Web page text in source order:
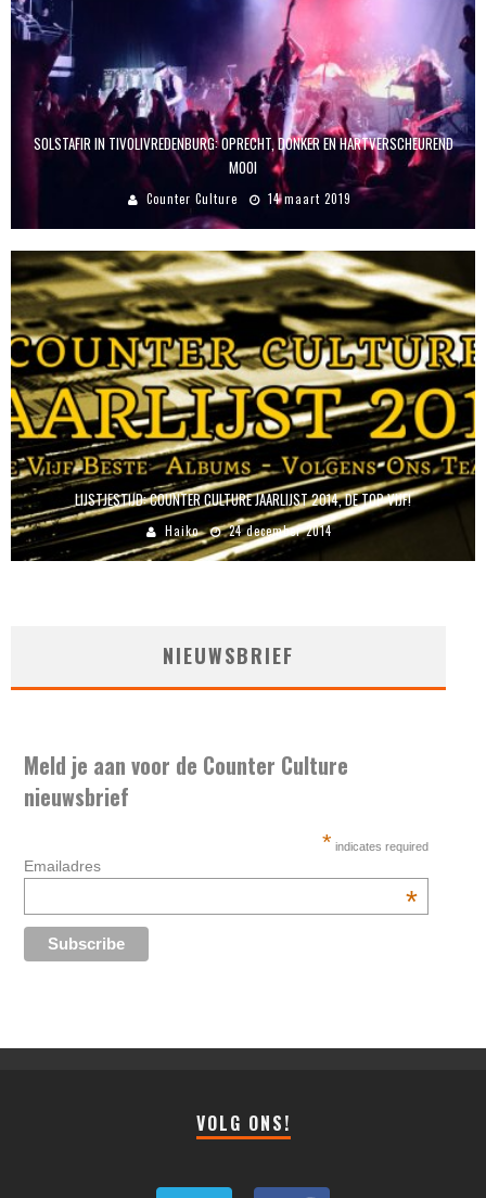
SOLSTAFIR IN TIVOLIVREDENBURG: OPRECHT, DONKER EN HARTVERSCHEUREND
MOOI
Counter Culture 14 maart 2019
LIJSTJESTIJD: COUNTER CULTURE JAARLIJST 2014, DE TOP VIJF!
Haiko 24 december 2014
NIEUWSBRIEF
Meld je aan voor de Counter Culture
nieuwsbrief
* indicates required
Emailadres
*
VOLG ONS!